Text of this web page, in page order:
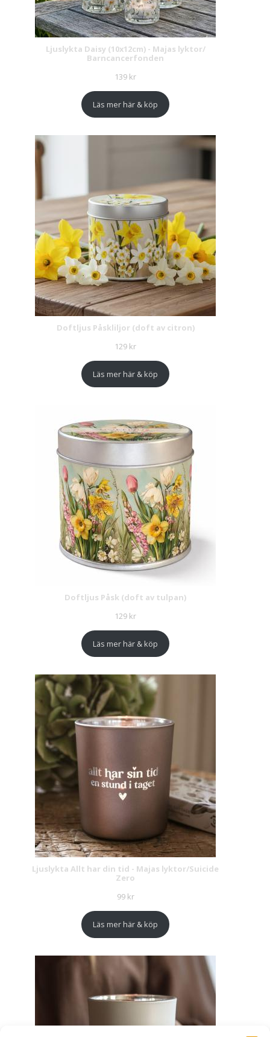
Ljuslykta Daisy (10x12cm) - Majas lyktor/
Barncancerfonden
139 kr
Läs mer här & köp
Doftljus Påskliljor (doft av citron)
129 kr
Läs mer här & köp
Doftljus Påsk (doft av tulpan)
129 kr
Läs mer här & köp
Ljuslykta Allt har din tid - Majas lyktor/Suicide
Zero
99 kr
Läs mer här & köp